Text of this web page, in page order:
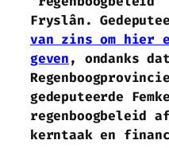
Fryslân.
van zins om hier
geven, ondanks
gedeputeerde
regenboogbeleid
kerntaak en